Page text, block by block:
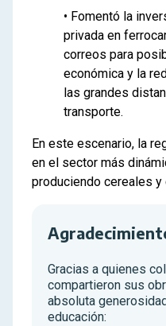
• Fomentó la
privada en
correos para
económica y la
las grandes
transporte.
En este escenario, la
en el sector más
produciendo cereales y
Gracias a quienes
compartieron sus
absoluta
educación: